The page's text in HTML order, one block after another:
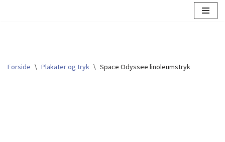
Forside \ Plakater og tryk \ Space Odyssee linoleumstryk